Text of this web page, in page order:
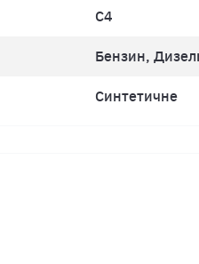
C4
Бензин,
Синтетичне